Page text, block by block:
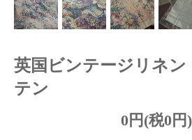
英国ビンテージリネン
テン
0円(税0円)